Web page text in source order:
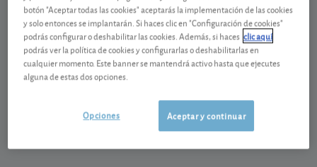
del mundo. Un mercado que se vería afectado, por
ejemplo, sería el de deuda, pues tal subida
presionaría al alza los tipos de los bonos y
obligaciones, y con ello la caída de sus precios. Pero
que no cunda el pánico. Los bancos centrales están
muy presentes en los mercados de deuda y
tomarían cartas en el asunto ante un repentino
deterioro de las condiciones de financiación.
botón "Aceptar todas las cookies" aceptarás la implementación de las cookies
y solo entonces se implantarán. Si haces clic en "Configuración de cookies"
podrás configurar o deshabilitar las cookies. Además, si haces clic aquí
podrás ver la política de cookies y configurarlas o deshabilitarlas en
cualquier momento. Este banner se mantendrá activo hasta que ejecutes
alguna de estas dos opciones.
Aceptar y continuar
Opciones